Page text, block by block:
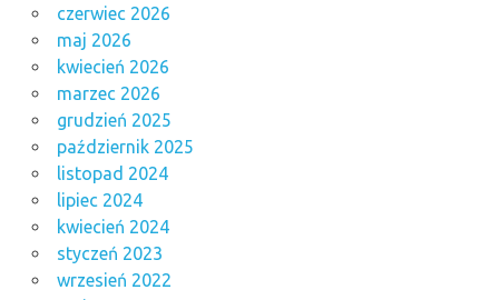
czerwiec 2026
maj 2026
kwiecień 2026
marzec 2026
grudzień 2025
październik 2025
listopad 2024
lipiec 2024
kwiecień 2024
styczeń 2023
wrzesień 2022